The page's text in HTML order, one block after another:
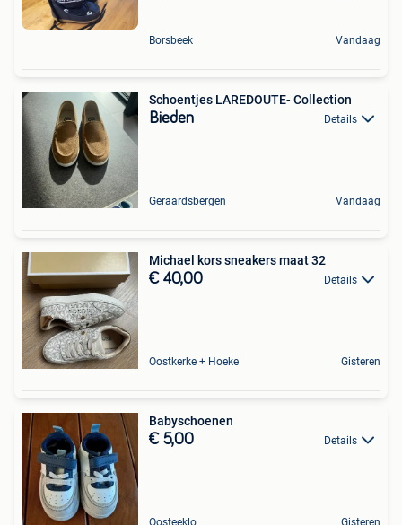
Borsbeek Vandaag
Schoentjes LAREDOUTE- Collection
Bieden Details
Geraardsbergen Vandaag
Michael kors sneakers maat 32
€ 40,00 Details
Oostkerke + Hoeke Gisteren
Babyschoenen
€ 5,00 Details
Oosteeklo Gisteren